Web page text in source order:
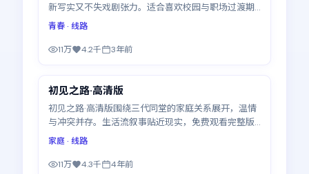
新写实又不失戏剧张力。适合喜欢校园与职场过渡期
故事的观众，全14集
青春· 线路
11万 4.2千 3年前
热门
初见之路·高清版
初见之路·高清版围绕三代同堂的家庭关系展开，温情
与冲突并存。生活流叙事贴近现实，免费观看完整版
高清电视剧可随心暂停续看，更新至23集
家庭· 线路
11万 4.3千 4年前